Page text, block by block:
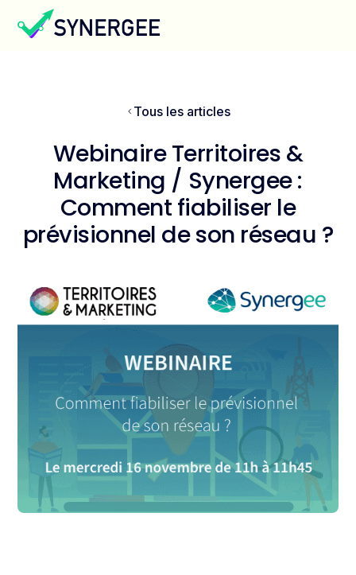
Tous les articles
Webinaire Territoires &
Marketing / Synergee :
Comment fiabiliser le
prévisionnel de son réseau ?